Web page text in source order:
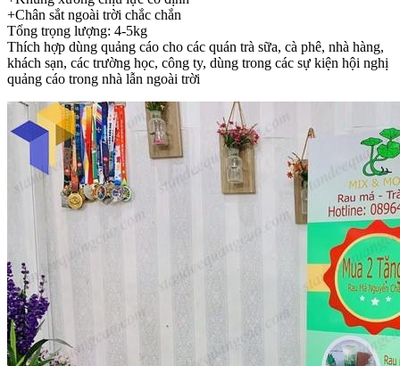
+Chân sắt ngoài trời chắc chắn
Tổng trọng lượng: 4-5kg
Thích hợp dùng quảng cáo cho các quán trà sữa, cà phê, nhà hàng,
khách sạn, các trường học, công ty, dùng trong các sự kiện hội nghị
quảng cáo trong nhà lẫn ngoài trời